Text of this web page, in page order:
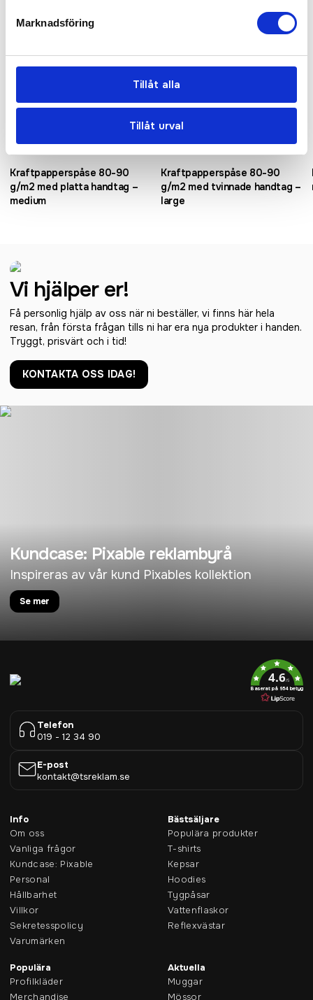
Marknadsföring
Tillåt alla
Tillåt urval
Kraftpapperspåse 80-90
g/m2 med platta handtag –
medium
Kraftpapperspåse 80-90
g/m2 med tvinnade handtag –
large
Vi hjälper er!
Få personlig hjälp av oss när ni beställer, vi finns här hela
resan, från första frågan tills ni har era nya produkter i handen.
Tryggt, prisvärt och i tid!
KONTAKTA OSS IDAG!
Kundcase: Pixable reklambyrå
Inspireras av vår kund Pixables kollektion
Se mer
4.6/5
Baserat på 954 betyg
Telefon
019 - 12 34 90
E-post
kontakt@tsreklam.se
Info
Om oss
Vanliga frågor
Kundcase: Pixable
Personal
Hållbarhet
Villkor
Sekretesspolicy
Varumärken
Bästsäljare
Populära produkter
T-shirts
Kepsar
Hoodies
Tygpåsar
Vattenflaskor
Reflexvästar
Populära
Profilkläder
Merchandise
Aktuella
Muggar
Mössor